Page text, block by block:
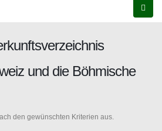
und die Böhmische
den gewünschten Kriterien aus.